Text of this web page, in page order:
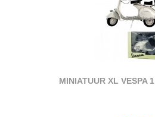
MINIATUUR XL VESPA